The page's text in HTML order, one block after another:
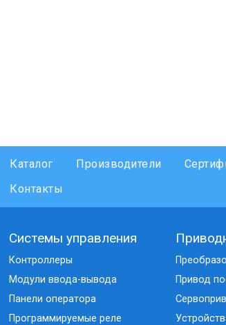
Каталог Производители
Контакты
Системы управления
Контроллеры
Модули ввода-вывода
Панели оператора
Программируемые реле
Привод